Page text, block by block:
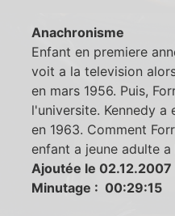
Anachronisme
Enfant en premiere
voit a la television
en mars 1956. Puis,
l'universite. Kennedy a
en 1963. Comment
enfant a jeune adulte
Ajoutée le 02.12.2007
Minutage : 00:29:15